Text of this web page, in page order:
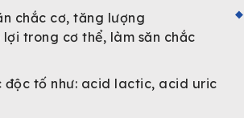
chắc cơ, tăng lượng
lợi trong cơ thể, làm săn chắc
độc tố như: acid lactic, acid uric